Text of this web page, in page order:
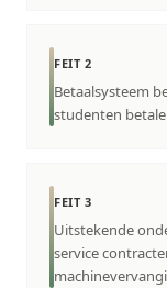
FEIT 2
Betaalsysteem
studenten
FEIT 3
Uitstekende
service